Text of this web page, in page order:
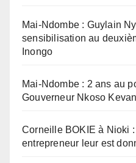
Mai-Ndombe : Guylain
sensibilisation au
Inongo
Mai-Ndombe : 2 ans au
Gouverneur Nkoso
Corneille BOKIE à Nioki
entrepreneur leur est